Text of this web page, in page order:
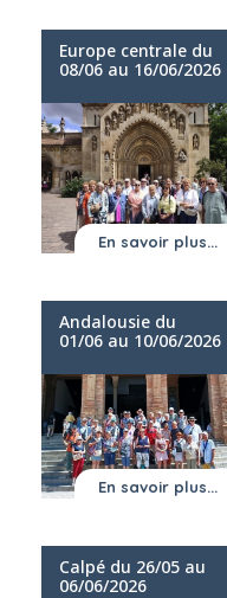
Europe centrale du
08/06 au 16/06/2026
En savoir plus...
Andalousie du
01/06 au 10/06/2026
En savoir plus...
Calpé du 26/05 au
06/06/2026